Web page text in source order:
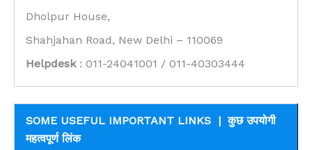
Dholpur House,
Shahjahan Road, New Delhi – 110069
Helpdesk : 011-24041001 / 011-40303444
SOME USEFUL IMPORTANT LINKS | कुछ उपयोगी
महत्वपूर्ण लिंक